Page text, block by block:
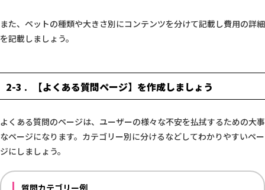
また、ペットの種類や大きさ別にコンテンツを分けて記載し費用の詳細
を記載しましょう。
2-3 【よくある質問ページ】を作成しましょう
よくある質問のページは、ユーザーの様々な不安を払拭するための大事
なページになります。カテゴリー別に分けるなどしてわかりやすいペー
ジにしましょう。